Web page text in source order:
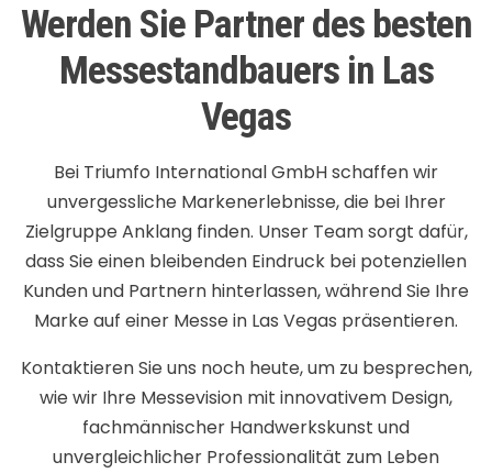
Werden Sie Partner des besten
Messestandbauers in Las
Vegas
Bei Triumfo International GmbH schaffen wir
unvergessliche Markenerlebnisse, die bei Ihrer
Zielgruppe Anklang finden. Unser Team sorgt dafür,
dass Sie einen bleibenden Eindruck bei potenziellen
Kunden und Partnern hinterlassen, während Sie Ihre
Marke auf einer Messe in Las Vegas präsentieren.
Kontaktieren Sie uns noch heute, um zu besprechen,
wie wir Ihre Messevision mit innovativem Design,
fachmännischer Handwerkskunst und
unvergleichlicher Professionalität zum Leben